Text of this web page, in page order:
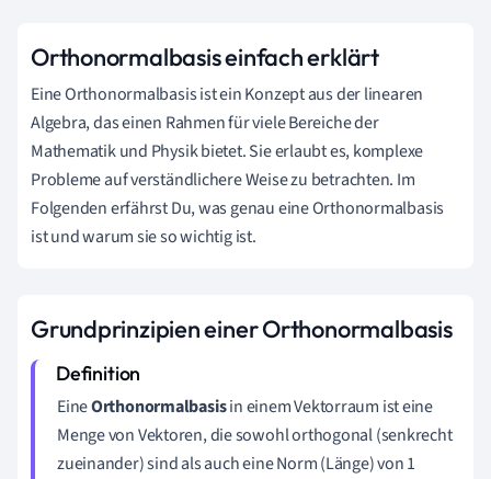
Orthonormalbasis einfach erklärt
Eine Orthonormalbasis ist ein Konzept aus der linearen
Algebra, das einen Rahmen für viele Bereiche der
Mathematik und Physik bietet. Sie erlaubt es, komplexe
Probleme auf verständlichere Weise zu betrachten. Im
Folgenden erfährst Du, was genau eine Orthonormalbasis
ist und warum sie so wichtig ist.
Grundprinzipien einer Orthonormalbasis
EineOrthonormalbasisin einem Vektorraum ist eine
Menge von Vektoren, die sowohl orthogonal (senkrecht
zueinander) sind als auch eine Norm (Länge) von 1